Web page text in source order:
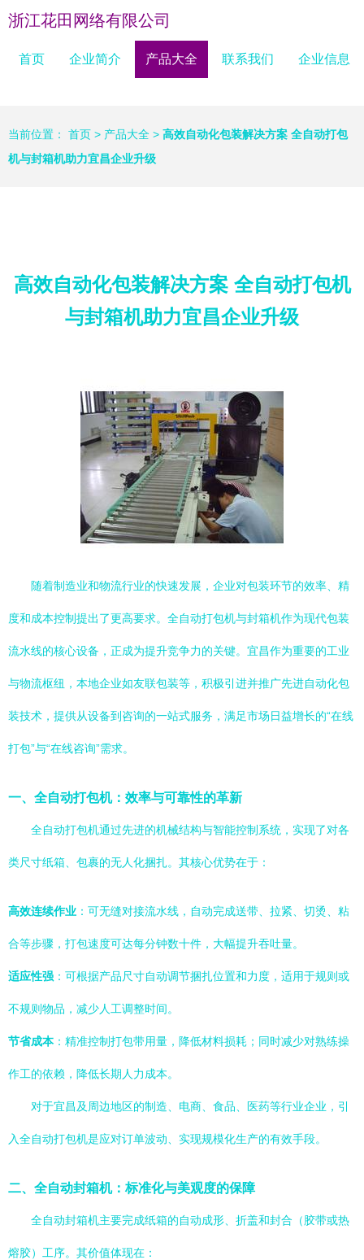
浙江花田网络有限公司
首页 企业简介 产品大全 联系我们 企业信息
当前位置： 首页 > 产品大全 > 高效自动化包装解决方案 全自动打包
机与封箱机助力宜昌企业升级
高效自动化包装解决方案 全自动打包机
与封箱机助力宜昌企业升级
随着制造业和物流行业的快速发展，企业对包装环节的效率、精
度和成本控制提出了更高要求。全自动打包机与封箱机作为现代包装
流水线的核心设备，正成为提升竞争力的关键。宜昌作为重要的工业
与物流枢纽，本地企业如友联包装等，积极引进并推广先进自动化包
装技术，提供从设备到咨询的一站式服务，满足市场日益增长的“在线
打包”与“在线咨询”需求。
一、全自动打包机：效率与可靠性的革新
全自动打包机通过先进的机械结构与智能控制系统，实现了对各
类尺寸纸箱、包裹的无人化捆扎。其核心优势在于：
高效连续作业 ：可无缝对接流水线，自动完成送带、拉紧、切烫、粘
合等步骤，打包速度可达每分钟数十件，大幅提升吞吐量。
适应性强 ：可根据产品尺寸自动调节捆扎位置和力度，适用于规则或
不规则物品，减少人工调整时间。
节省成本：精准控制打包带用量，降低材料损耗；同时减少对熟练操
作工的依赖，降低长期人力成本。
对于宜昌及周边地区的制造、电商、食品、医药等行业企业，引
入全自动打包机是应对订单波动、实现规模化生产的有效手段。
二、全自动封箱机：标准化与美观度的保障
全自动封箱机主要完成纸箱的自动成形、折盖和封合（胶带或热
熔胶）工序。其价值体现在：